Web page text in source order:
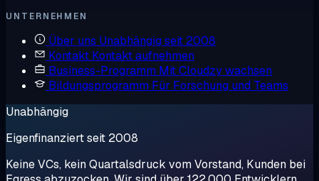
UNTERNEHMEN
Über uns Unabhängig seit 2008
Kontakt Kontakt aufnehmen
Business-Programm Mit Cloudzy wachsen
Bildungsprogramm Für Forschung und Teams
Unabhängig
Eigenfinanziert seit 2008
Keine VCs, kein Quartalsdruck vom Vorstand, Kunden bei